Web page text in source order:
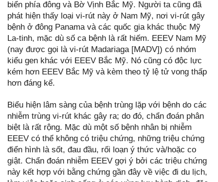
biển phía đông và Bờ Vịnh Bắc Mỹ. Người ta cũng đã
phát hiện thấy loại vi-rút này ở Nam Mỹ, nơi vi-rút gây
bệnh ở đông Panama và các quốc gia khác thuộc Mỹ
La-tinh, mặc dù số ca bệnh là rất hiếm. EEEV Nam Mỹ
(nay được gọi là vi-rút Madariaga [MADV]) có nhóm
kiểu gen khác với EEEV Bắc Mỹ. Nó cũng có độc lực
kém hơn EEEV Bắc Mỹ và kèm theo tỷ lệ tử vong thấp
hơn đáng kể.
Biểu hiện lâm sàng của bệnh trùng lặp với bệnh do các
nhiễm trùng vi-rút khác gây ra; do đó, chẩn đoán phân
biệt là rất rộng. Mặc dù một số bệnh nhân bị nhiễm
EEEV có thể không có triệu chứng, những triệu chứng
điển hình là sốt, đau đầu, rối loạn ý thức và/hoặc co
giật. Chẩn đoán nhiễm EEEV gợi ý bởi các triệu chứng
này kết hợp với bằng chứng gần đây về việc đi du lịch,